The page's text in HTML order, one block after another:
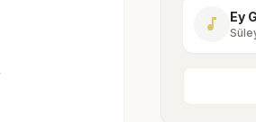
music_note Ey